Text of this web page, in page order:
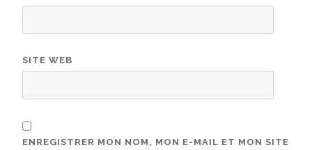
SITE WEB
ENREGISTRER MON NOM, MON E-MAIL ET MON SITE